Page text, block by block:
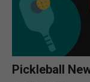
Pickleball